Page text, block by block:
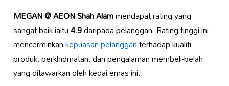
MEGAN @ AEON Shah Alammendapat rating yang
sangat baik iaitu4.9daripada pelanggan. Rating tinggi ini
mencerminkankepuasan pelangganterhadap kualiti
produk, perkhidmatan, dan pengalaman membeli-belah
yang ditawarkan oleh kedai emas ini.